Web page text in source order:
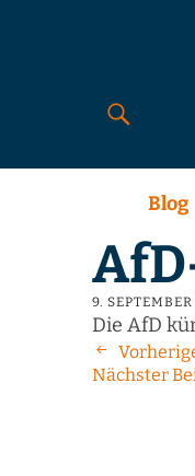
Blog
9.
Die AfD
Nächster